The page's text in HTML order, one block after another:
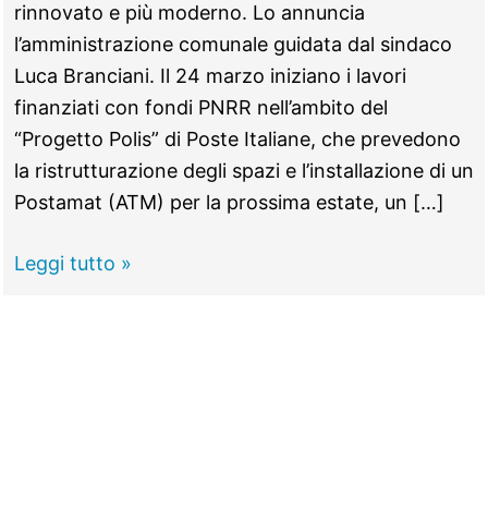
rinnovato e più moderno. Lo annuncia
l’amministrazione comunale guidata dal sindaco
Luca Branciani. Il 24 marzo iniziano i lavori
finanziati con fondi PNRR nell’ambito del
“Progetto Polis” di Poste Italiane, che prevedono
la ristrutturazione degli spazi e l’installazione di un
Postamat (ATM) per la prossima estate, un […]
MONTELIBRETTI
Leggi tutto »